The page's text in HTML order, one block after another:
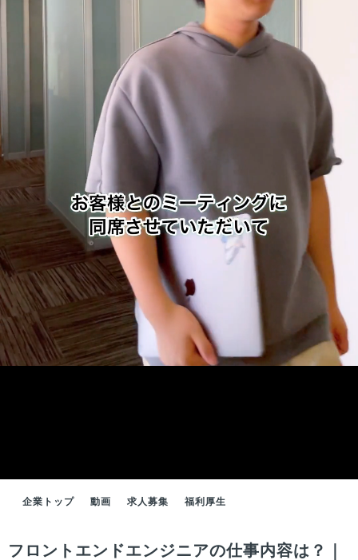
企業トップ 動画 求人募集 福利厚生
フロントエンドエンジニアの仕事内容は？｜